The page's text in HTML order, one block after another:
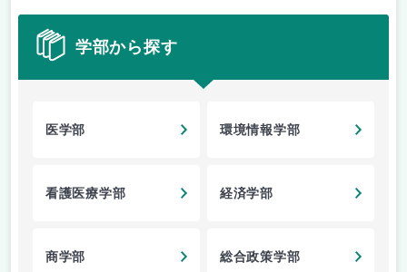
学部から探す
医学部 環境情報学部
看護医療学部 経済学部
商学部 総合政策学部